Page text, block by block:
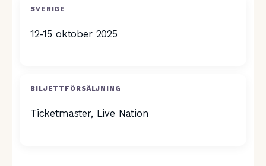
SVERIGE
12-15 oktober 2025
BILJETTFÖRSÄLJNING
Ticketmaster, Live Nation